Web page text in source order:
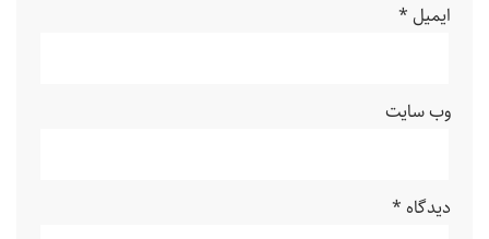
ایمیل *
وب‌ سایت
دیدگاه *